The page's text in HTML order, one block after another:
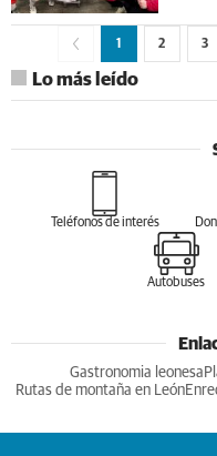
1 2 3
Lo más leído
Teléfonos de interés
Autobuses
Gastronomia leonesa
Rutas de montaña en León